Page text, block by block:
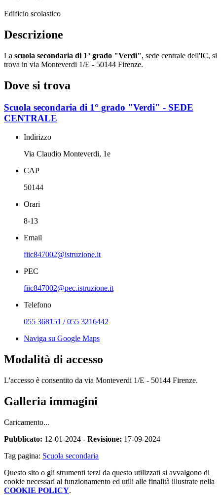
Edificio scolastico
Descrizione
La scuola secondaria di 1° grado "Verdi", sede centrale dell'IC, si
trova in via Monteverdi 1/E - 50144 Firenze.
Dove si trova
Scuola secondaria di 1° grado "Verdi" - SEDE
CENTRALE
Indirizzo
Via Claudio Monteverdi, 1e
CAP
50144
Orari
8-13
Email
fiic847002@istruzione.it
PEC
fiic847002@pec.istruzione.it
Telefono
055 368151 / 055 3216442
Naviga su Google Maps
Modalità di accesso
L'accesso è consentito da via Monteverdi 1/E - 50144 Firenze.
Galleria immagini
Caricamento...
Pubblicato: 12-01-2024 - Revisione: 17-09-2024
Tag pagina: Scuola secondaria
Questo sito o gli strumenti terzi da questo utilizzati si avvalgono di
cookie necessari al funzionamento ed utili alle finalità illustrate nella
COOKIE POLICY.